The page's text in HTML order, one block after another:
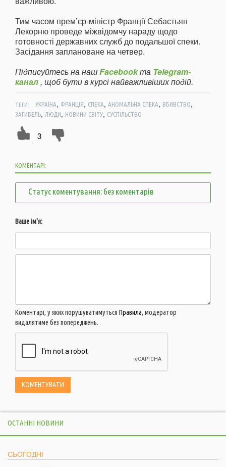
Тим часом прем’єр-міністр Франції Себастьян
Лекорню проведе міжвідомчу нараду щодо
готовності державних служб до подальшої спеки.
Засідання заплановане на четвер.
Підписуйтесь на нашFacebookта Telegram-
канал, щоб бути в курсі найважливіших подій.
ТЕГИ: УКРАЇНА, ФРАНЦІЯ, СПЕКА, АНОМАЛЬНА СПЕКА, ВБИВСТВО,
ЗАГИБЕЛЬ, ЛЮДИ, НОВИНИ СВІТУ, СУСПІЛЬСТВО
3
КОМЕНТАРІ:
Статус коментування: без коментарів
Ваше ім'я:
Коментарі, у яких порушуватимуться Правила, модератор
видалятиме без попереджень.
ОСТАННІ НОВИНИ
СЬОГОДНІ